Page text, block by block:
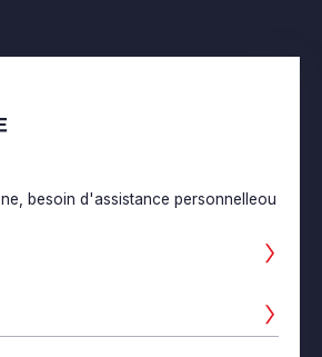
Suite 230 Saint-Léonard (Québec)
Constant, Quebec J5A 1B9
besoin d'assistance personnelleou